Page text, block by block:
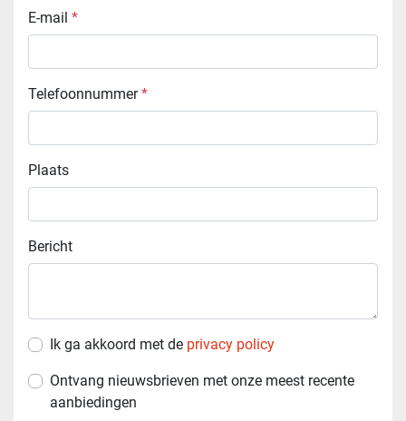
E-mail *
Telefoonnummer*
Plaats
Bericht
Ik ga akkoord met de privacy policy
Ontvang nieuwsbrieven met onze meest recente
aanbiedingen